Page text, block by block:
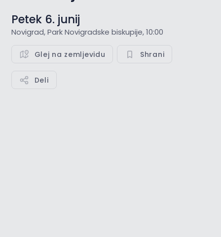
Petek 6. junij
Novigrad, Park Novigradske biskupije, 10:00
Glej na zemljevidu Shrani
Deli